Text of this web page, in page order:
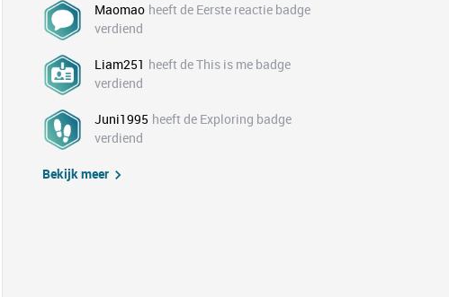
Maomao heeft de Eerste reactie badge
verdiend
Liam251 heeft de This is me badge
verdiend
Juni1995 heeft de Exploring badge
verdiend
Bekijk meer